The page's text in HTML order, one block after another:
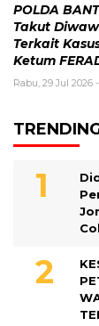
POLDA
Takut
Terkait
Ketum
Rabu, 29 Jul 2026